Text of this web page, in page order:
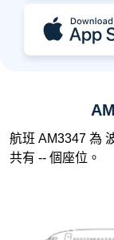
航班 AM3347 為
共有 -- 個座位。